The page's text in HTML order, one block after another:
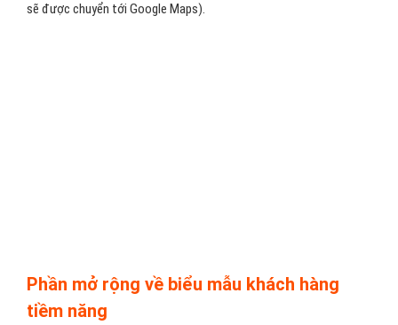
sẽ được chuyển tới Google Maps).
Phần mở rộng về biểu mẫu khách hàng
tiềm năng